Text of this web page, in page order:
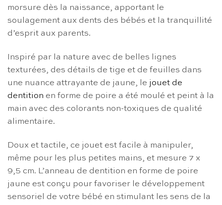
morsure dès la naissance, apportant le
soulagement aux dents des bébés et la tranquillité
d’esprit aux parents.
Inspiré par la nature avec de belles lignes
texturées, des détails de tige et de feuilles dans
une nuance attrayante de jaune, le jouet de
dentition en forme de poire a été moulé et peint à la
main avec des colorants non-toxiques de qualité
alimentaire.
Doux et tactile, ce jouet est facile à manipuler,
même pour les plus petites mains, et mesure 7 x
9,5 cm. L’anneau de dentition en forme de poire
jaune est conçu pour favoriser le développement
sensoriel de votre bébé en stimulant les sens de la